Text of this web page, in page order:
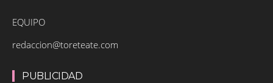
EQUIPO
redaccion@toreteate.com
PUBLICIDAD